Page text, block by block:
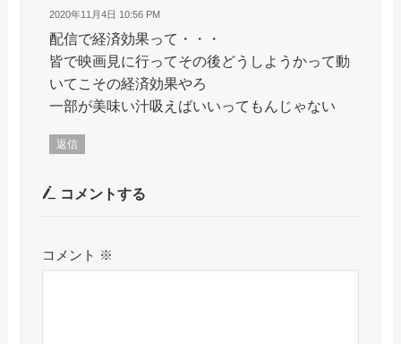
2020年11月4日 10:56 PM
配信で経済効果って・・・
皆で映画見に行ってその後どうしようかって動
いてこその経済効果やろ
一部が美味い汁吸えばいいってもんじゃない
返信
コメントする
コメント ※